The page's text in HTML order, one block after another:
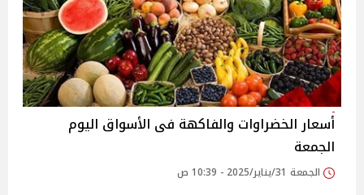
أسعار الخضراوات والفاكهة فى الأسواق‎‎ اليوم
الجمعة
الجمعة 31/يناير/2025 - 10:39 ص